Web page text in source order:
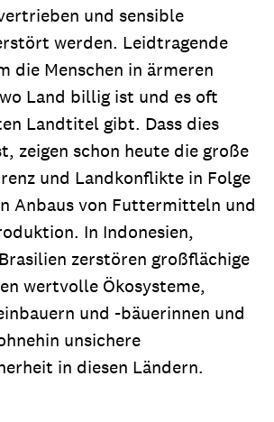
und sensible
werden. Leidtragende
die Menschen in ärmeren
Land billig ist und es oft
Landtitel gibt. Dass dies
zeigen schon heute die große
und Landkonflikte in Folge
Anbaus von Futtermitteln und
In Indonesien,
zerstören großflächige
wertvolle Ökosysteme,
und -bäuerinnen und
unsichere
in diesen Ländern.